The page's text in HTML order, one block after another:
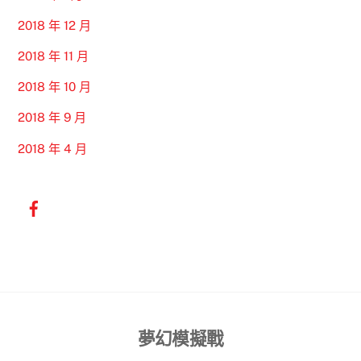
2018 年 12 月
2018 年 11 月
2018 年 10 月
2018 年 9 月
2018 年 4 月
Back
夢幻模擬戰